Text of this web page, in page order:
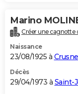
Marino
Créer une cagnotte
Naissance
23/08/1925 à
Décès
29/04/1973 à Saint-